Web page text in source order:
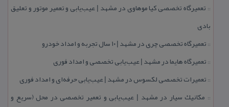
:: تعمیرگاه تخصصی كیا موهاوی در مشهد | عیب‌یابی و تعمیر موتور و تعلیق
بادی
:: تعمیرگاه تخصصی چری در مشهد | ۱۰ سال تجربه و امداد خودرو
:: تعمیرگاه هایما در مشهد | عیب‌یابی تخصصی و امداد فوری
:: تعمیرات تخصصی لكسوس در مشهد | عیب‌یابی حرفه‌ای و امداد فوری
:: مكانیك سیار در مشهد | عیب‌یابی و تعمیر تخصصی در محل (سریع و